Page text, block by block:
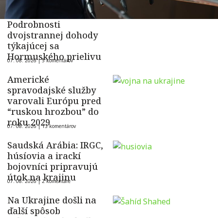
Podrobnosti
dvojstrannej dohody
týkajúcej sa
Hormuského prielivu
07. 08. 2026 |5 komentárov
Americké
spravodajské služby
varovali Európu pred
“ruskou hrozbou” do
roku 2029
07. 08. 2026 |13 komentárov
Saudská Arábia: IRGC,
húsíovia a irackí
bojovníci pripravujú
útok na krajinu
07. 08. 2026 |2 komentáre
Na Ukrajine došli na
ďalší spôsob